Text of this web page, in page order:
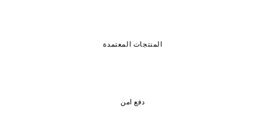
المنتجات المعتمدة
دفع امن